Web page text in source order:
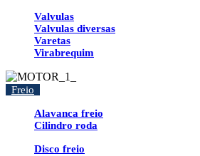
Valvulas
Valvulas diversas
Varetas
Virabrequim
Freio
Alavanca freio
Cilindro roda
Disco freio